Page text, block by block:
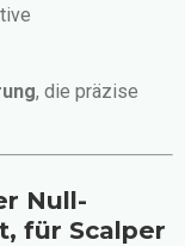
, die präzise
Null-
für Scalper